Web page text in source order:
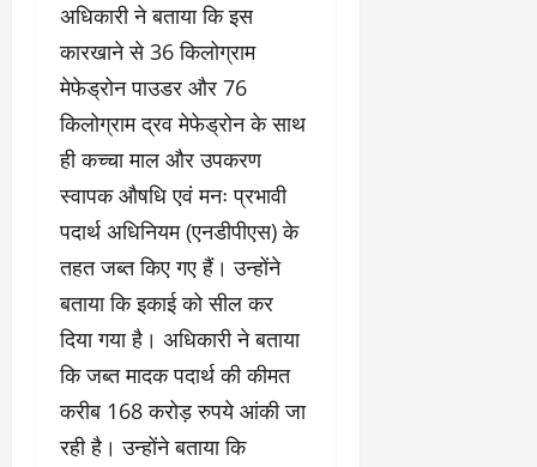
अधिकारी ने बताया कि इस
कारखाने से 36 किलोग्राम
मेफेड्रोन पाउडर और 76
किलोग्राम द्रव मेफेड्रोन के साथ
ही कच्चा माल और उपकरण
स्वापक औषधि एवं मनः प्रभावी
पदार्थ अधिनियम (एनडीपीएस) के
तहत जब्त किए गए हैं। उन्होंने
बताया कि इकाई को सील कर
दिया गया है। अधिकारी ने बताया
कि जब्त मादक पदार्थ की कीमत
करीब 168 करोड़ रुपये आंकी जा
रही है। उन्होंने बताया कि